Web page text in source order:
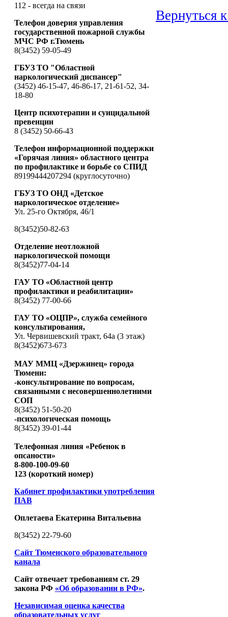
112 - всегда на связи
Телефон доверия управления
государственной пожарной службы
МЧС РФ г.Тюмень
8(3452) 59-05-49
ГБУЗ ТО "Областной
наркологический диспансер"
(3452) 46-15-47, 46-86-17, 21-61-52, 34-
18-80
Центр психотерапии и суицидальной
превенции
8 (3452) 50-66-43
Телефон информационной поддержки
«Горячая линия» областного центра
по профилактике и борьбе со СПИД
89199444207294 (круглосуточно)
ГБУЗ ТО ОНД «Детское
наркологическое отделение»
Ул. 25-го Октября, 46/1
8(3452)50-82-63
Отделение неотложной
наркологической помощи
8(3452)77-04-14
ГАУ ТО «Областной центр
профилактики и реабилитации»
8(3452) 77-00-66
ГАУ ТО «ОЦПР», служба семейного
консультирования,
Ул. Червишевский тракт, 64а (3 этаж)
8(3452)673-673
МАУ ММЦ «Дзержинец» города
Тюмени:
-консультирование по вопросам,
связанными с несовершеннолетними
СОП
8(3452) 51-50-20
-психологическая помощь
8(3452) 39-01-44
Телефонная линия «Ребенок в
опсаности»
8-800-100-09-60
123 (короткий номер)
Кабинет профилактики употребления
ПАВ
Оплетаева Екатерина Витальевна
8(3452) 22-79-60
Сайт Тюменского образовательного
канала
Сайт отвечает требованиям ст. 29
закона РФ «Об образовании в РФ».
Независимая оценка качества
образовательных услуг
Вернуться